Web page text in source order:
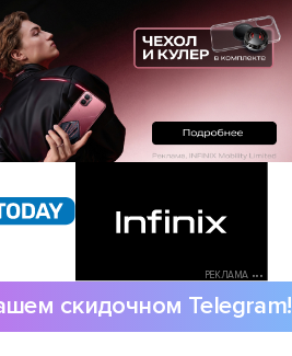
РЕКЛАМА •••
скидочном Telegram!